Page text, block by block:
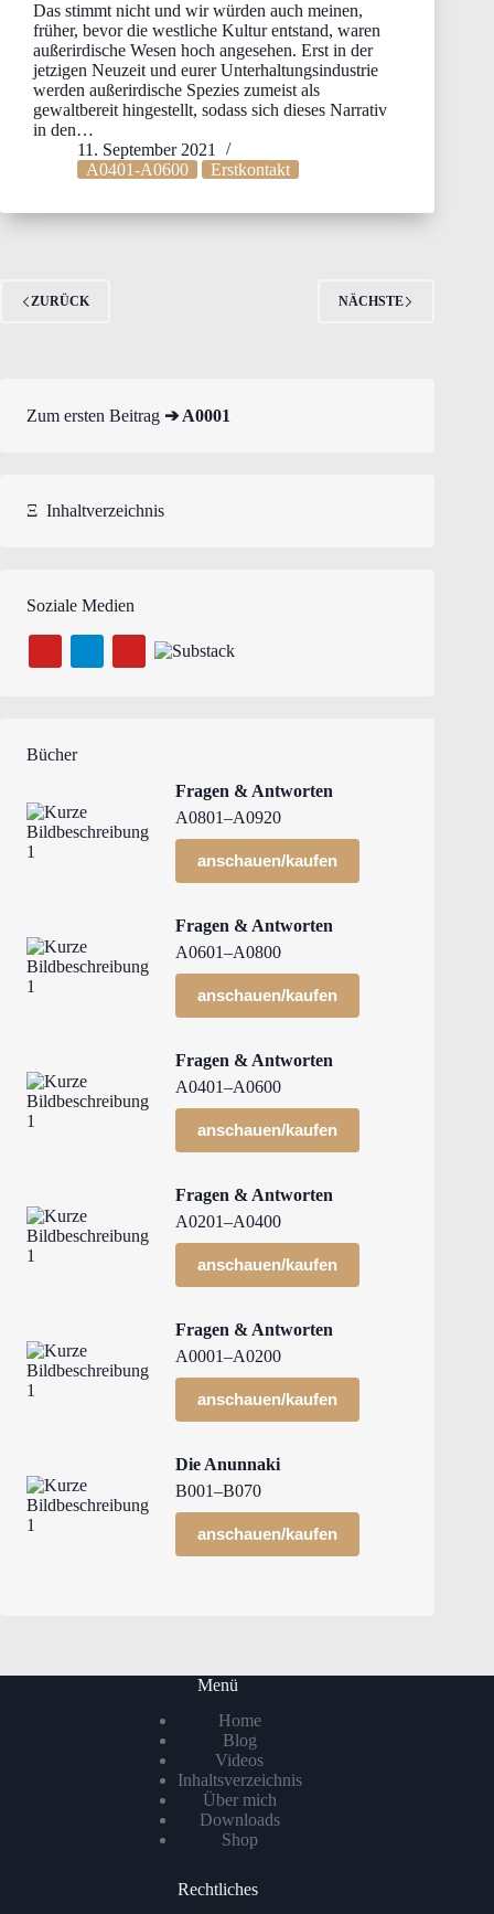
Das stimmt nicht und wir würden auch meinen,
früher, bevor die westliche Kultur entstand, waren
außerirdische Wesen hoch angesehen. Erst in der
jetzigen Neuzeit und eurer Unterhaltungsindustrie
werden außerirdische Spezies zumeist als
gewaltbereit hingestellt, sodass sich dieses Narrativ
in den…
11. September 2021
A0401-A0600
Erstkontakt
ZURÜCK NÄCHSTE
Zum ersten Beitrag ➔ A0001
Ξ Inhaltverzeichnis
Soziale Medien
Bücher
Fragen & Antworten
A0801–A0920
anschauen/kaufen
Fragen & Antworten
A0601–A0800
anschauen/kaufen
Fragen & Antworten
A0401–A0600
anschauen/kaufen
Fragen & Antworten
A0201–A0400
anschauen/kaufen
Fragen & Antworten
A0001–A0200
anschauen/kaufen
Die Anunnaki
B001–B070
anschauen/kaufen
Menü
Home
Blog
Videos
Inhaltsverzeichnis
Über mich
Downloads
Shop
Rechtliches